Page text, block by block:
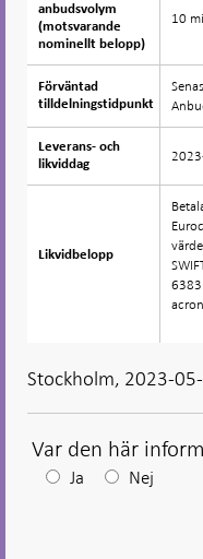
anbudsvolym
(motsvarande
nominellt belopp)
Förväntad
tilldelningstidpunkt
Leverans- och
likviddag
Likvidbelopp
anbudsvolym
(motsvarande
nominellt belopp)
10
Förväntad
tilldelningstidpunkt
Leverans- och
likviddag
Likvidbelopp
6383
Stockholm, 2023-
Var den här
EfterJa Nej